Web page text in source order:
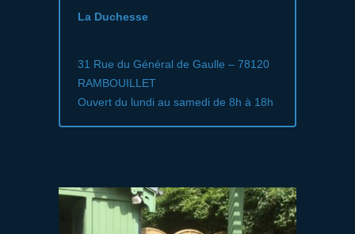
La Duchesse
31 Rue du Général de Gaulle – 78120
RAMBOUILLET
Ouvert du lundi au samedi de 8h à 18h